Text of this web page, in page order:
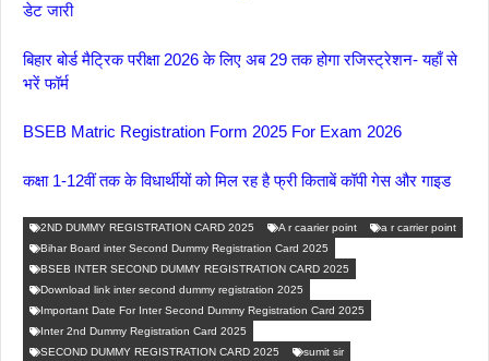
डेट जारी
बिहार बोर्ड मैट्रिक परीक्षा 2026 के लिए अब 29 तक होगा रजिस्ट्रेशन- यहाँ से
भरें फॉर्म
BSEB Matric Registration Form 2025 For Exam 2026
कक्षा 1-12वीं तक के विधार्थीयों को मिल रह है फ्री किताबें कॉपी गेस और गाइड
2ND DUMMY REGISTRATION CARD 2025 A r caarier point
a r carrier point
Bihar Board inter Second Dummy Registration Card 2025
BSEB INTER SECOND DUMMY REGISTRATION CARD 2025
Download link inter second dummy registration 2025
Important Date For Inter Second Dummy Registration Card 2025
Inter 2nd Dummy Registration Card 2025
SECOND DUMMY REGISTRATION CARD 2025
sumit sir